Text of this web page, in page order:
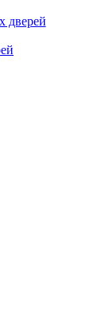
дверей